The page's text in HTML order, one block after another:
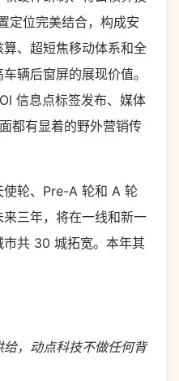
定位完美结合，构成安
、超短焦移动体系和全
辆后窗屏的展现价值。
信息点标签发布、媒体
都有显着的野外营销传
使轮、Pre-A 轮和 A 轮
三年，将在一线和新一
共 30 城拓宽。本年其
，动点科技不做任何背